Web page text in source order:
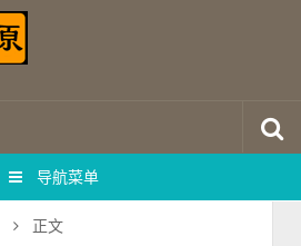
导航菜单
正文